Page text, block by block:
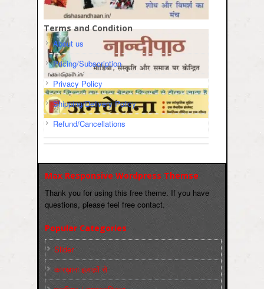
Terms and Condition
About us
Pricing/Subscription
Privacy Policy
Shipping/Delivery Policy
Refund/Cancellations
Max Responsive Wordpress Themse
Thank you for using this free theme. If you have
questions, please feel free contact.
Popular Categories
Slider
कारख़ाना इलाक़ों से